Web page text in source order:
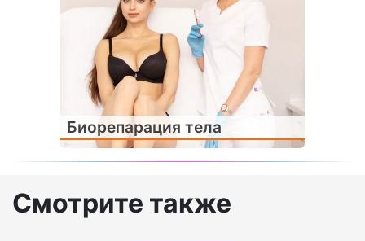
Биорепарация тела
Смотрите также